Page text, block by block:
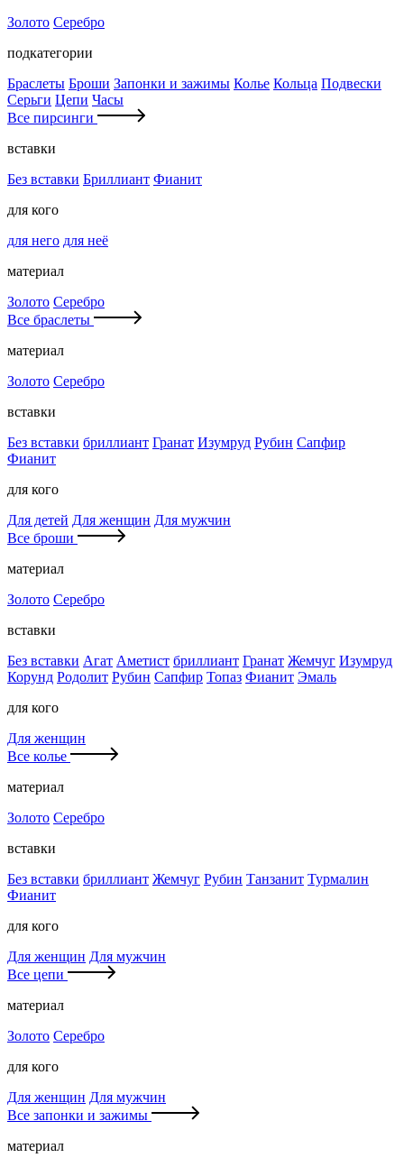
Золото Серебро
подкатегории
Браслеты Броши Запонки и зажимы Колье Кольца Подвески
Серьги Цепи Часы
Все пирсинги
вставки
Без вставки Бриллиант Фианит
для кого
для него для неё
материал
Золото Серебро
Все браслеты
материал
Золото Серебро
вставки
Без вставки бриллиант Гранат Изумруд Рубин Сапфир
Фианит
для кого
Для детей Для женщин Для мужчин
Все броши
материал
Золото Серебро
вставки
Без вставки Агат Аметист бриллиант Гранат Жемчуг Изумруд
Корунд Родолит Рубин Сапфир Топаз Фианит Эмаль
для кого
Для женщин
Все колье
материал
Золото Серебро
вставки
Без вставки бриллиант Жемчуг Рубин Танзанит Турмалин
Фианит
для кого
Для женщин Для мужчин
Все цепи
материал
Золото Серебро
для кого
Для женщин Для мужчин
Все запонки и зажимы
материал